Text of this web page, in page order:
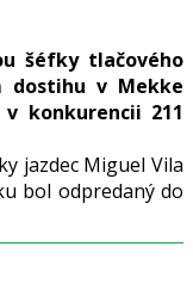
šéfky tlačového
dostihu v Mekke
konkurencii 211
jazdec Miguel Vila
bol odpredaný do